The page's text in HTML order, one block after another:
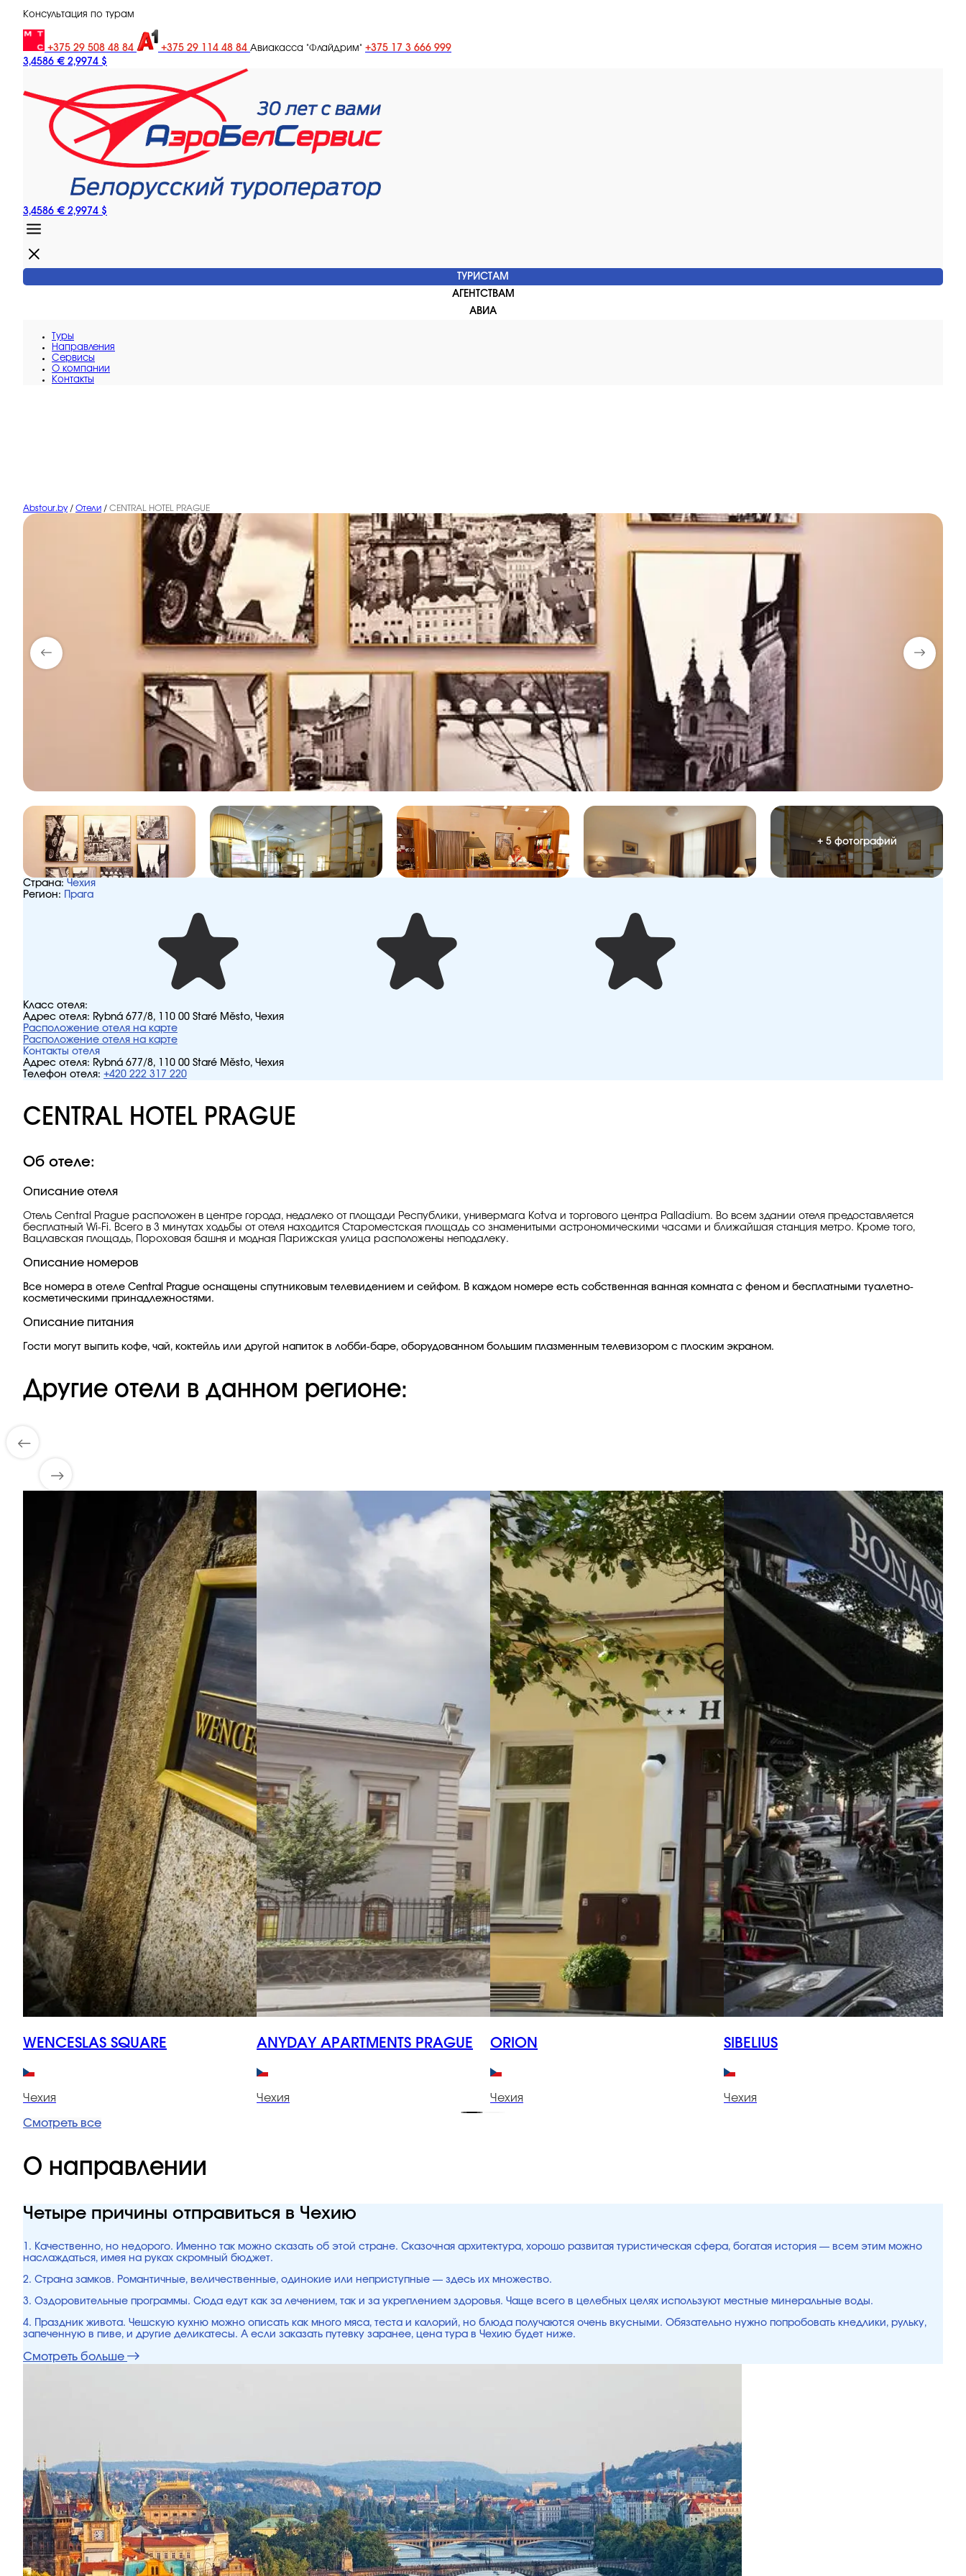
Консультация по турам
+375 29 508 48 84 +375 29 114 48 84 Авиакасса "Флайдрим" +375 17 3 666 999
3,4586 € 2,9974 $
3,4586 € 2,9974 $
ТУРИСТАМ
АГЕНТСТВАМ
АВИА
Туры
Направления
Сервисы
O компании
Контакты
Abstour.by / Отели / CENTRAL HOTEL PRAGUE
+ 5 фотографий
Страна: Чехия
Регион:
Прага
Класс отеля:
Адрес отеля: Rybná 677/8, 110 00 Staré Město, Чехия
Расположение отеля на карте
Расположение отеля на карте
Контакты отеля
Адрес отеля: Rybná 677/8, 110 00 Staré Město, Чехия
Телефон отеля: +420 222 317 220
CENTRAL HOTEL PRAGUE
Об отеле:
Описание отеля
Отель Central Prague расположен в центре города, недалеко от площади Республики, универмага Kotva и торгового центра Palladium. Во всем здании отеля предоставляется
бесплатный Wi-Fi. Всего в 3 минутах ходьбы от отеля находится Староместская площадь со знаменитыми астрономическими часами и ближайшая станция метро. Кроме того,
Вацлавская площадь, Пороховая башня и модная Парижская улица расположены неподалеку.
Описание номеров
Все номера в отеле Central Prague оснащены спутниковым телевидением и сейфом. В каждом номере есть собственная ванная комната с феном и бесплатными туалетно-
косметическими принадлежностями.
Описание питания
Гости могут выпить кофе, чай, коктейль или другой напиток в лобби-баре, оборудованном большим плазменным телевизором с плоским экраном.
Другие отели в данном регионе:
WENCESLAS SQUARE
Чехия
ANYDAY APARTMENTS PRAGUE
Чехия
ORION
Чехия
SIBELIUS
Чехия
Смотреть все
О направлении
Четыре причины отправиться в Чехию
1. Качественно, но недорого. Именно так можно сказать об этой стране. Сказочная архитектура, хорошо развитая туристическая сфера, богатая история — всем этим можно
наслаждаться, имея на руках скромный бюджет.
2. Страна замков. Романтичные, величественные, одинокие или неприступные — здесь их множество.
3. Оздоровительные программы. Сюда едут как за лечением, так и за укреплением здоровья. Чаще всего в целебных целях используют местные минеральные воды.
4. Праздник живота. Чешскую кухню можно описать как много мяса, теста и калорий, но блюда получаются очень вкусными. Обязательно нужно попробовать кнедлики, рульку,
запеченную в пиве, и другие деликатесы. А если заказать путевку заранее, цена тура в Чехию будет ниже.
Смотреть больше